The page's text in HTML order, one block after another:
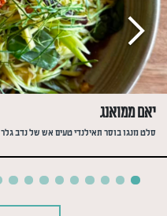
יאם ממואנג
סלט מנגו בוסר תאילנדי טעים אש של נדב גלר